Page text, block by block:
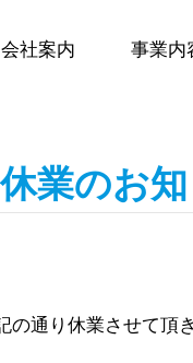
会社案内 事業内
業のお知
の通り休業させて頂